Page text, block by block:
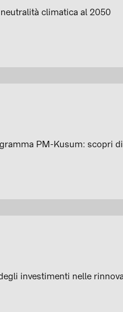
climatica al 2050
PM-Kusum: scopri
investimenti nelle